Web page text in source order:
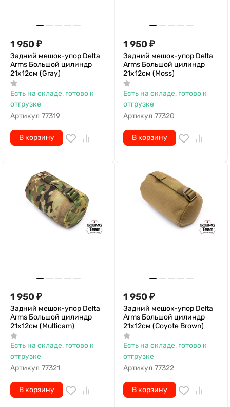
1 950 ₽
Задний мешок-упор Delta
Arms Большой цилиндр
21х12см (Gray)
Есть на складе, готово к
отгрузке
Артикул 77319
В корзину
1 950 ₽
Задний мешок-упор Delta
Arms Большой цилиндр
21х12см (Moss)
Есть на складе, готово к
отгрузке
Артикул 77320
В корзину
1 950 ₽
Задний мешок-упор Delta
Arms Большой цилиндр
21х12см (Multicam)
Есть на складе, готово к
отгрузке
Артикул 77321
В корзину
1 950 ₽
Задний мешок-упор Delta
Arms Большой цилиндр
21х12см (Coyote Brown)
Есть на складе, готово к
отгрузке
Артикул 77322
В корзину